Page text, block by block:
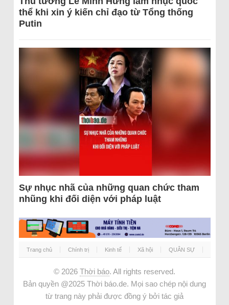
thể khi xin ý kiến chỉ đạo từ Tổng thống
Putin
Sự nhục nhã của những quan chức tham
nhũng khi đối diện với pháp luật
Trang chủ Chính trị Kinh tế Xã hội QUÂN SỰ
© 2026 Thời báo. All rights reserved.
Bản quyền @2025 Thời báo.de. Mọi sao chép nội dung
từ trang này phải được đồng ý bởi tác giả